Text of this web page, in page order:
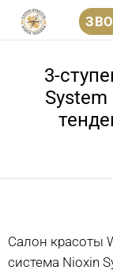
содержанию
3-
Салон красоты
система Nioxin